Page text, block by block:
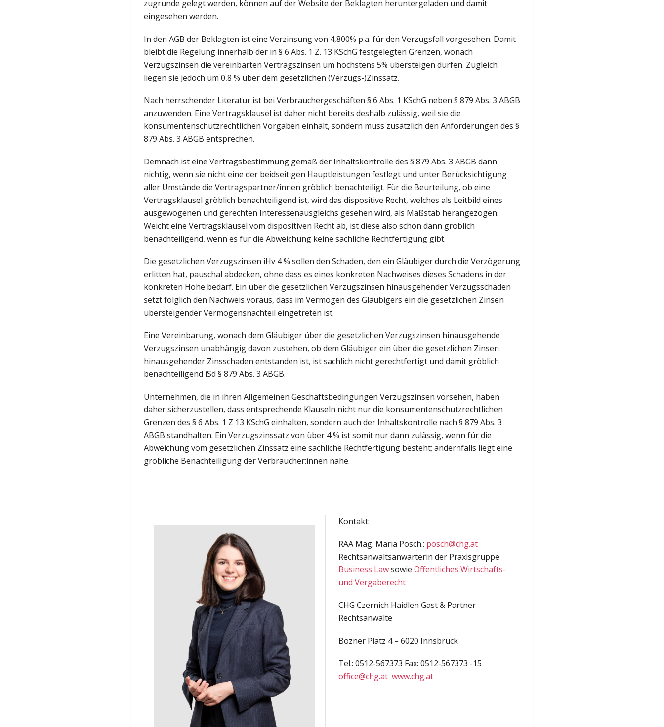
zugrunde gelegt werden, können auf der Website der Beklagten heruntergeladen und damit
eingesehen werden.
In den AGB der Beklagten ist eine Verzinsung von 4,800% p.a. für den Verzugsfall vorgesehen. Damit
bleibt die Regelung innerhalb der in § 6 Abs. 1 Z. 13 KSchG festgelegten Grenzen, wonach
Verzugszinsen die vereinbarten Vertragszinsen um höchstens 5% übersteigen dürfen. Zugleich
liegen sie jedoch um 0,8 % über dem gesetzlichen (Verzugs-)Zinssatz.
Nach herrschender Literatur ist bei Verbrauchergeschäften § 6 Abs. 1 KSchG neben § 879 Abs. 3 ABGB
anzuwenden. Eine Vertragsklausel ist daher nicht bereits deshalb zulässig, weil sie die
konsumentenschutzrechtlichen Vorgaben einhält, sondern muss zusätzlich den Anforderungen des §
879 Abs. 3 ABGB entsprechen.
Demnach ist eine Vertragsbestimmung gemäß der Inhaltskontrolle des § 879 Abs. 3 ABGB dann
nichtig, wenn sie nicht eine der beidseitigen Hauptleistungen festlegt und unter Berücksichtigung
aller Umstände die Vertragspartner/innen gröblich benachteiligt. Für die Beurteilung, ob eine
Vertragsklausel gröblich benachteiligend ist, wird das dispositive Recht, welches als Leitbild eines
ausgewogenen und gerechten Interessenausgleichs gesehen wird, als Maßstab herangezogen.
Weicht eine Vertragsklausel vom dispositiven Recht ab, ist diese also schon dann gröblich
benachteiligend, wenn es für die Abweichung keine sachliche Rechtfertigung gibt.
Die gesetzlichen Verzugszinsen iHv 4 % sollen den Schaden, den ein Gläubiger durch die Verzögerung
erlitten hat, pauschal abdecken, ohne dass es eines konkreten Nachweises dieses Schadens in der
konkreten Höhe bedarf. Ein über die gesetzlichen Verzugszinsen hinausgehender Verzugsschaden
setzt folglich den Nachweis voraus, dass im Vermögen des Gläubigers ein die gesetzlichen Zinsen
übersteigender Vermögensnachteil eingetreten ist.
Eine Vereinbarung, wonach dem Gläubiger über die gesetzlichen Verzugszinsen hinausgehende
Verzugszinsen unabhängig davon zustehen, ob dem Gläubiger ein über die gesetzlichen Zinsen
hinausgehender Zinsschaden entstanden ist, ist sachlich nicht gerechtfertigt und damit gröblich
benachteiligend iSd § 879 Abs. 3 ABGB.
Unternehmen, die in ihren Allgemeinen Geschäftsbedingungen Verzugszinsen vorsehen, haben
daher sicherzustellen, dass entsprechende Klauseln nicht nur die konsumentenschutzrechtlichen
Grenzen des § 6 Abs. 1 Z 13 KSchG einhalten, sondern auch der Inhaltskontrolle nach § 879 Abs. 3
ABGB standhalten. Ein Verzugszinssatz von über 4 % ist somit nur dann zulässig, wenn für die
Abweichung vom gesetzlichen Zinssatz eine sachliche Rechtfertigung besteht; andernfalls liegt eine
gröbliche Benachteiligung der Verbraucher:innen nahe.
Kontakt:
RAA Mag. Maria Posch.: posch@chg.at
Rechtsanwaltsanwärterin der Praxisgruppe
Business LawsowieÖffentliches Wirtschafts-
und Vergaberecht
CHG Czernich Haidlen Gast & Partner
Rechtsanwälte
Bozner Platz 4 – 6020 Innsbruck
Tel.: 0512-567373 Fax: 0512-567373 -15
office@chg.at www.chg.at